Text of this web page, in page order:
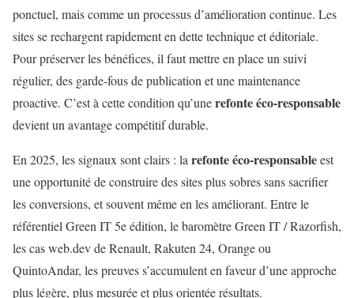
ponctuel, mais comme un processus d’amélioration continue. Les
sites se rechargent rapidement en dette technique et éditoriale.
Pour préserver les bénéfices, il faut mettre en place un suivi
régulier, des garde-fous de publication et une maintenance
proactive. C’est à cette condition qu’unerefonte éco-responsable
devient un avantage compétitif durable.
En 2025, les signaux sont clairs : la refonte éco-responsableest
une opportunité de construire des sites plus sobres sans sacrifier
les conversions, et souvent même en les améliorant. Entre le
référentiel Green IT 5e édition, le baromètre Green IT / Razorfish,
les cas web.dev de Renault, Rakuten 24, Orange ou
QuintoAndar, les preuves s’accumulent en faveur d’une approche
plus légère, plus mesurée et plus orientée résultats.